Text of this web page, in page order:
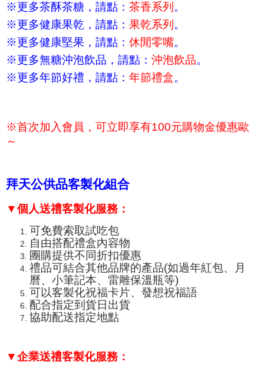
※更多茶酥茶糖，請點： 茶香系列 。
※更多健康果乾，請點： 果乾系列 。
※更多健康堅果，請點： 休閒零嘴。
※更多無糖沖泡飲品，請點： 沖泡飲品。
※更多年節好禮，請點： 年節禮盒。
※首次加入會員，可立即享有100元購物金優惠歐
～
拜天公供品客製化組合
▼個人送禮客製化服務：
可免費索取試吃包
自由搭配禮盒內容物
團購提供不同折扣優惠
禮品可結合其他品牌的產品(如過年紅包、月
曆、小筆記本、 雷雕保溫瓶等)
可以客製化祝福卡片、發想祝福語
配合指定到貨日出貨
協助配送指定地點
▼企業送禮客製化服務：